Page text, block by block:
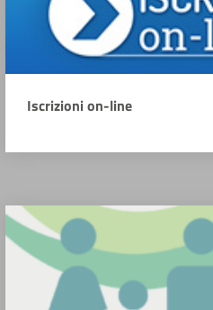
Iscrizioni on-line